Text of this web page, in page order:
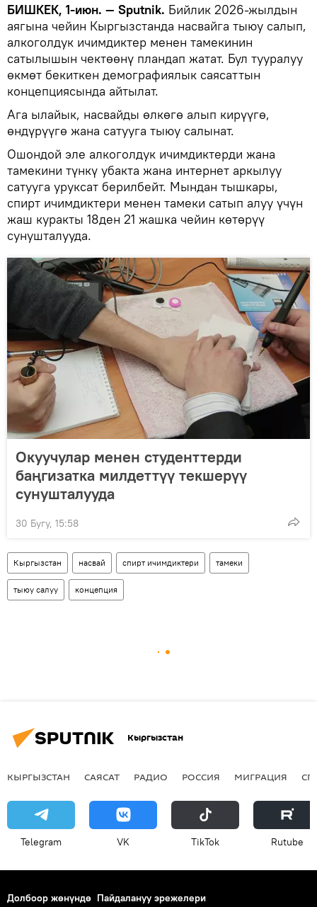
БИШКЕК, 1-июн. — Sputnik. Бийлик 2026-жылдын
аягына чейин Кыргызстанда насвайга тыюу салып,
алкоголдук ичимдиктер менен тамекинин
сатылышын чектөөнү пландап жатат. Бул тууралуу
өкмөт бекиткен демографиялык саясаттын
концепциясында айтылат.
Ага ылайык, насвайды өлкөгө алып кирүүгө,
өндүрүүгө жана сатууга тыюу салынат.
Ошондой эле алкоголдук ичимдиктерди жана
тамекини түнкү убакта жана интернет аркылуу
сатууга уруксат берилбейт. Мындан тышкары,
спирт ичимдиктери менен тамеки сатып алуу үчүн
жаш куракты 18ден 21 жашка чейин көтөрүү
сунушталууда.
Окуучулар менен студенттерди
баңгизатка милдеттүү текшерүү
сунушталууда
30 Бугу, 15:58
Кыргызстан насвай спирт ичимдиктери тамеки
тыюу салуу концепция
Кыргызстан
КЫРГЫЗСТАН САЯСАТ РАДИО РОССИЯ МИГРАЦИЯ
Telegram VK ТikТоk Rutube
Долбоор жөнүндө Пайдалануу эрежелери